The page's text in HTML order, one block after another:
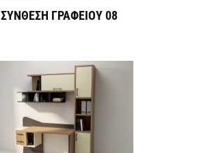
ΣΥΝΘΕΣΗ ΓΡΑΦΕΙΟΥ 08